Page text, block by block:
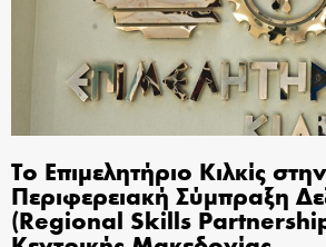
Το Επιμελητήριο Κιλκίς
Περιφερειακή Σύμπραξη
(Regional Skills